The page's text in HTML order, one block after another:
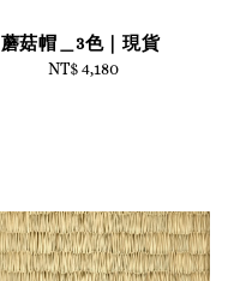
蘑菇帽＿3色｜現貨
Regular
NT$ 4,180